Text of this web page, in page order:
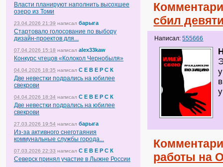
Власти планируют наполнить высохшее
озеро из Томи
23.04.2026 21:39 написал барыга
Стартовало голосование по выбору
дизайн-проектов для...
07.04.2026 15:18 написал alex33kaw
Конкурс чтецов «Колокол Чернобыля»
04.04.2026 18:35 написал С Е В Е Р С К
Две невестки подрались на юбилее
свекрови
04.04.2026 18:34 написал С Е В Е Р С К
Две невестки подрались на юбилее
свекрови
27.03.2026 19:54 написал барыга
Из-за активного снеготаяния
коммунальные службы города...
07.03.2026 22:33 написал С Е В Е Р С К
Северск принял участие в Лыжне России
сбил
Написал:555666
работы на